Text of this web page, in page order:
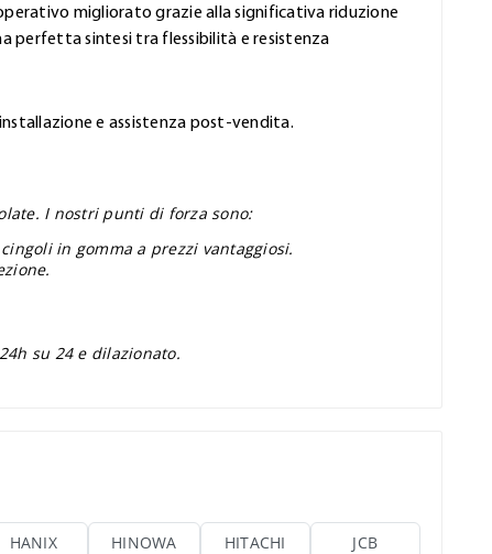
migliorato grazie alla significativa riduzione
perfetta sintesi tra flessibilità e resistenza
e assistenza post-vendita.
I nostri punti di forza sono:
in gomma a prezzi vantaggiosi.
su 24 e dilazionato.
HANIX HINOWA HITACHI
JCB